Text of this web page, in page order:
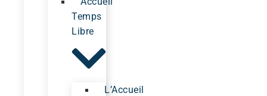
Temps
Libre
L’Accueil